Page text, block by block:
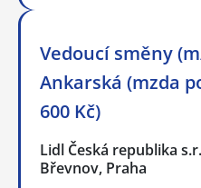
Vedoucí směny
Ankarská (mzda
600 Kč)
Lidl Česká republika
Břevnov, Praha